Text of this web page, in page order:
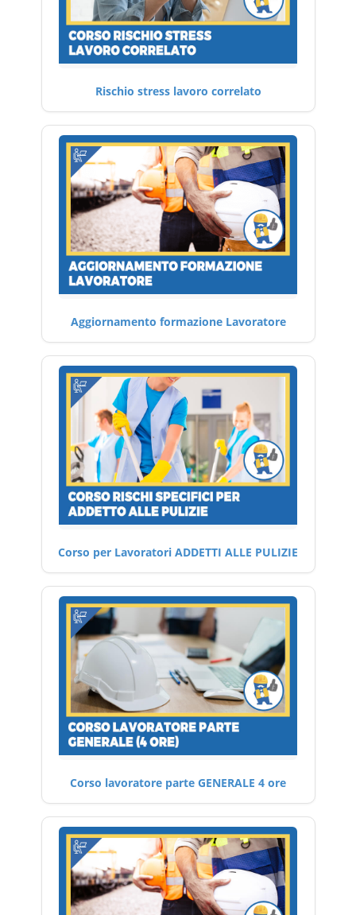
Rischio stress lavoro correlato
Aggiornamento formazione Lavoratore
Corso per Lavoratori ADDETTI ALLE PULIZIE
Corso lavoratore parte GENERALE 4 ore